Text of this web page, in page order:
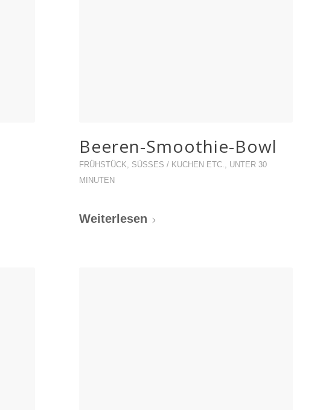
Beeren-Smoothie-Bowl
FRÜHSTÜCK SÜSSES / KUCHEN ETC.
UNTER 30
MINUTEN
Weiterlesen